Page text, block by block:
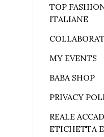
TOP
ITALIANE
MY EVENTS
BABA SHOP
PRIVACY
REALE
ETICHETTA